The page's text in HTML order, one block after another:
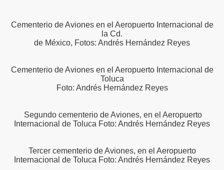
Cementerio de Aviones en el Aeropuerto Internacional de
la Cd.
de México, Fotos: Andrés Hernández Reyes
Cementerio de Aviones en el Aeropuerto Internacional de
Toluca
Foto: Andrés Hernández Reyes
Segundo cementerio de Aviones, en el Aeropuerto
Internacional de Toluca Foto: Andrés Hernández Reyes
Tercer cementerio de Aviones, en el Aeropuerto
Internacional de Toluca Foto: Andrés Hernández Reyes